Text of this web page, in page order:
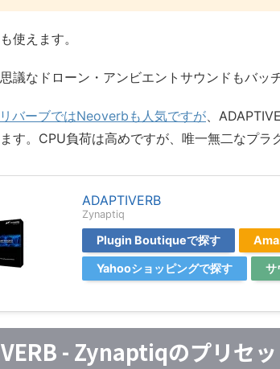
使えます。
議なドローン・アンビエントサウンドもバッチ
バーブではNeoverbも人気ですが、
す。CPU負荷は高めですが、唯一無二なプラ
ADAPTIVERB
Zynaptiq
Plugin Boutiqueで探す
Yahooショッピングで探す サ
- Zynaptiqのプリセ